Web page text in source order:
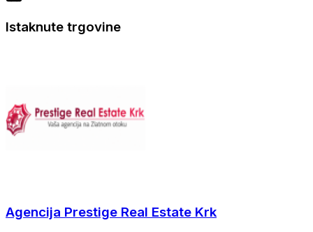
Istaknute trgovine
Agencija Prestige Real Estate Krk